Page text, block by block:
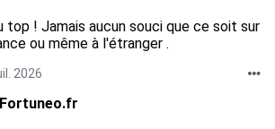
top ! Jamais aucun souci que ce soit sur
ou même à l'étranger .
2026